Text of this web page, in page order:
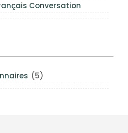
Conversation
(5)